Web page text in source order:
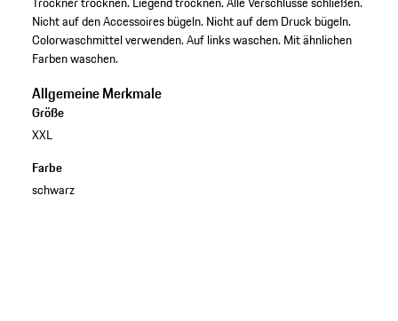
Nicht auf den Accessoires bügeln. Nicht auf dem Druck bügeln.
Colorwaschmittel verwenden. Auf links waschen. Mit ähnlichen
Farben waschen.
Allgemeine Merkmale
Größe
XXL
Farbe
schwarz